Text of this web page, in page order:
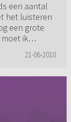
een aantal
het luisteren
een grote
ik
21-06-2010